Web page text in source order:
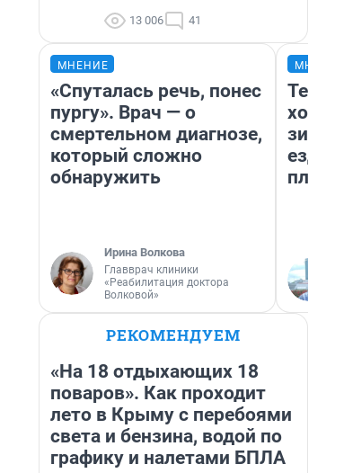
13 006 41
МНЕНИЕ
«Спуталась речь, понес
пургу». Врач — о
смертельном диагнозе,
который сложно
обнаружить
Ирина Волкова
Главврач клиники
«Реабилитация доктора
Волковой»
ездит
РЕКОМЕНДУЕМ
«На 18 отдыхающих 18
поваров». Как проходит
лето в Крыму с перебоями
света и бензина, водой по
графику и налетами БПЛА